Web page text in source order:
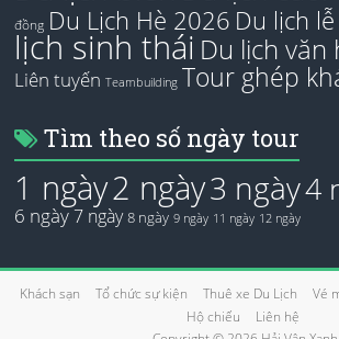
đồng Du Lịch Hè 2026 Du lịch
lịch sinh thái Du lịch văn
Liên tuyến Teambuilding Tour ghép
Tìm theo số ngày tour
1 ngày2 ngày3 ngày4
6 ngày 7 ngày 8 ngày 9 ngày 11 ngày 12 ngày
Khách sạn Tổ chức sự kiện Thuê xe Du Lịch Vé
Hộ chiếu
Liên hệ